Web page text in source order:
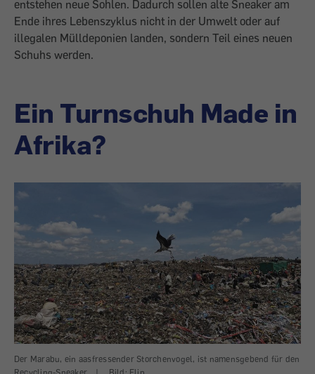
entstehen neue Sohlen. Dadurch sollen alte Sneaker am
Ende ihres Lebenszyklus nicht in der Umwelt oder auf
illegalen Mülldeponien landen, sondern Teil eines neuen
Schuhs werden.
Ein Turnschuh Made in
Afrika?
Der Marabu, ein aasfressender Storchenvogel, ist namensgebend für den
Recycling-Sneaker.
| Bild: Flip